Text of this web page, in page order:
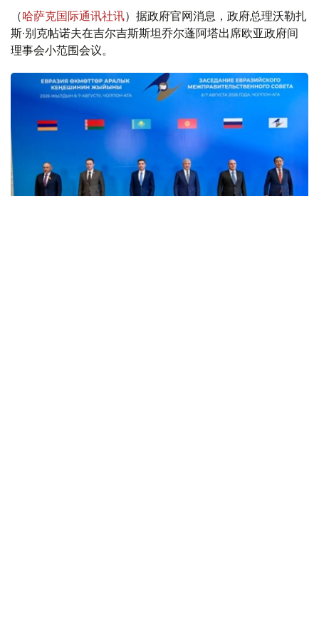
（哈萨克国际通讯社讯）据政府官网消息，政府总理沃勒扎
斯·别克帖诺夫在吉尔吉斯斯坦乔尔蓬阿塔出席欧亚政府间
理事会小范围会议。